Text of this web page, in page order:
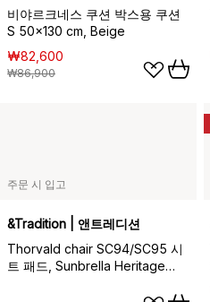
비야르크네스 쿠션 박스용 쿠션
S 50x130 cm, Beige
₩82,600
₩86,900
주문 시 입고
&Tradition | 앤트레디션
Thorvald chair SC94/SC95 시
트 패드, Sunbrella Heritage